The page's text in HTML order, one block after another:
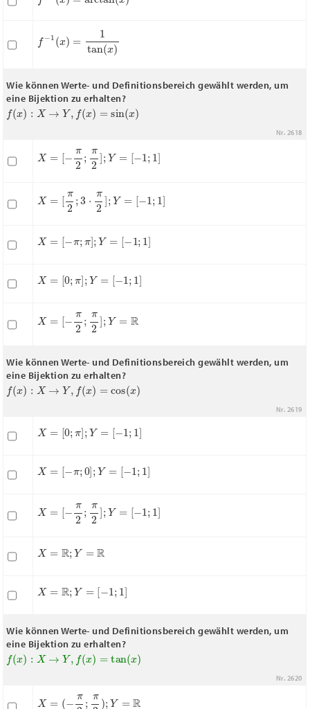
− 1 (x ) (x
Wie können Werte- und Definitionsbereich gewählt werden, um
eine Bijektion zu erhalten?
f(x ): →Y x) sin (
Nr. 2618
X= −π 2;π 2]; Y= 1; 1]
X= π 2; ⋅π 2];Y=[ 1; ]
X= −π Y =[ ;1
X= 0;π Y =[ ;1 ]
X= −π 2;π 2]; Y=
Wie können Werte- und Definitionsbereich gewählt werden, um
eine Bijektion zu erhalten?
f(x ): →Y x) cos
Nr. 2619
X= 0;π Y =[ ;1 ]
X= −π ;Y =[− ;1
X= −π 2;π 2]; Y= 1; 1]
X= ;Y=R
X= ;Y=[− 1
Wie können Werte- und Definitionsbereich gewählt werden, um
eine Bijektion zu erhalten?
f(x ): →Y x) tan
Nr. 2620
X= π 2;π 2) ;Y =R